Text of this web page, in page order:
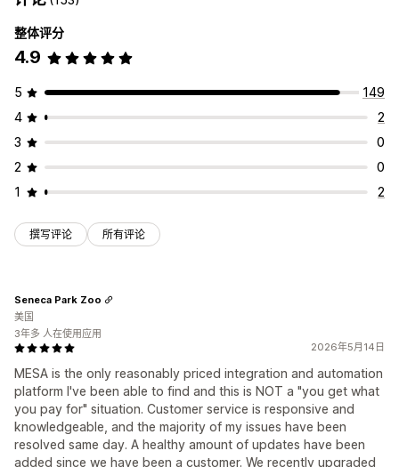
整体评分
4.9
5
149
4
2
3
0
2
0
1
2
撰写评论 所有评论
2026年5月14日
MESA is the only reasonably priced integration and automation
platform I've been able to find and this is NOT a "you get what
you pay for" situation. Customer service is responsive and
knowledgeable, and the majority of my issues have been
resolved same day. A healthy amount of updates have been
added since we have been a customer. We recently upgraded
Seneca Park Zoo
美国
3年多 人在使用应用